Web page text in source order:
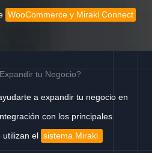
WooCommerce y Mirakl Connect
tu Negocio?
a expandir tu negocio en
con los principales
el sistema Mirakl.